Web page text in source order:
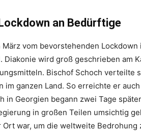
an Bedürftige
vom bevorstehenden
wird groß geschrieben am
Bischof Schoch verteilte
im ganzen Land. So erreichte er
in Georgien begann zwei Tage
in großen Teilen umsichtig
war, um die weltweite Bedrohung